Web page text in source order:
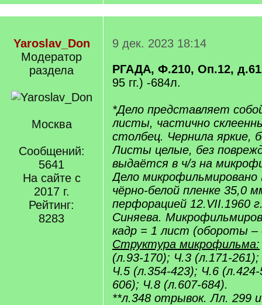
Yaroslav_Don
Модератор
раздела
Москва
Сообщений:
5641
На сайте с
2017 г.
Рейтинг:
8283
9 дек. 2023 18:14
РГАДА, Ф.210, Оп.12,
95 гг.) -684л.
*Дело представляет
листы, частично
столбец. Чернила яркие,
Листы целые, без
выдаётся в ч/з на
Дело
чёрно-белой пленке 35,0
перфорацией 12.VII.1960
Синяева.
кадр = 1 лист (обороты –
Структура микрофильма:
(л.93-170); Ч.3 (л.171-
Ч.5 (л.354-423); Ч.6
606); Ч.8 (л.607-684).
**л.348 отрывок. Лл. 299